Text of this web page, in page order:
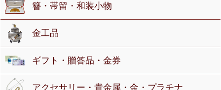
簪・帯留・和装小物
金工品
ギフト・贈答品・金券
アクセサリー・貴金属・金・プラチナ